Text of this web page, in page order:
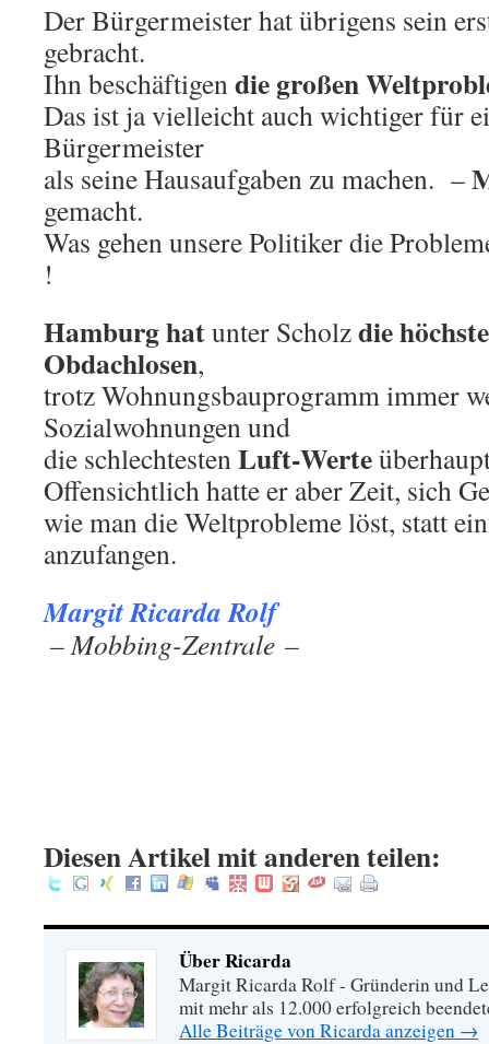
Der Bürgermeister hat übrigens sein
gebracht.
Ihn beschäftigendie großen
Das ist ja vielleicht auch wichtiger für
Bürgermeister
als seine Hausaufgaben zu machen. –
gemacht.
Was gehen unsere Politiker die
!
Hamburg hatunter Scholzdie
Obdachlosen,
trotz Wohnungsbauprogramm immer
Sozialwohnungen und
die schlechtestenLuft-Werte
Offensichtlich hatte er aber Zeit, sich
wie man die Weltprobleme löst, statt
anzufangen.
Margit Ricarda Rolf
– Mobbing-Zentrale –
Diesen Artikel mit anderen teilen:
Über Ricarda
Margit Ricarda Rolf - Gründerin und
mit mehr als 12.000 erfolgreich
Alle Beiträge von Ricarda anzeigen →